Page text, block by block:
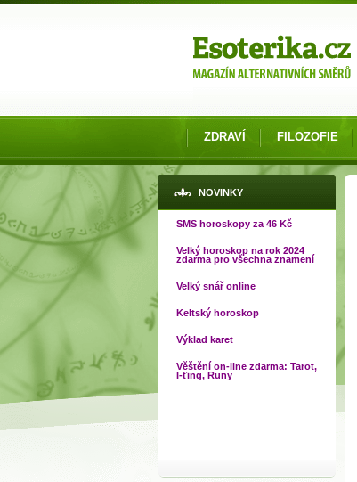
ZDRAVÍ FILOZOFIE
NOVINKY
SMS horoskopy za 46 Kč
Velký horoskop na rok 2024
zdarma pro všechna znamení
Velký snář online
Keltský horoskop
Výklad karet
Věštění on-line zdarma: Tarot,
I-ťing, Runy